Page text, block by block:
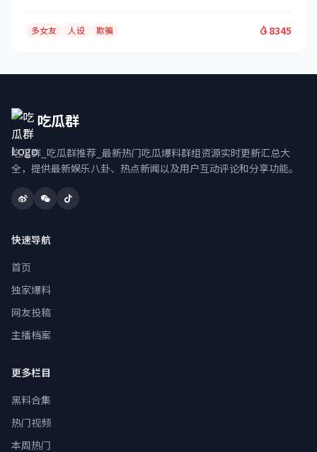
多女友 人设 欺骗 8345
吃瓜群
吃瓜群_吃瓜群推荐_最新热门吃瓜爆料群组资源实时更新汇总大
全，提供最新娱乐八卦、热点新闻以及用户互动评论和分享功能。
快速导航
首页
独家爆料
网友投稿
主播档案
更多栏目
黑料合集
热门视频
本周热门